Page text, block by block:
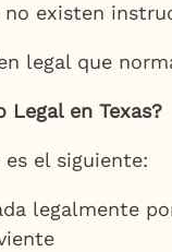
no existen
legal que
Legal en Texas?
el siguiente:
legalmente